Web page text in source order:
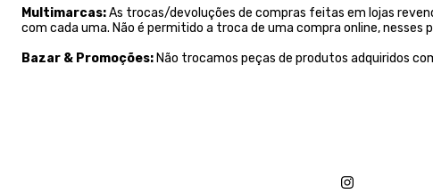
Multimarcas:As trocas/devoluções de compras feitas em lojas
com cada uma. Não é permitido a troca de uma compra online, nesses
Bazar & Promoções: Não trocamos peças de produtos adquiridos